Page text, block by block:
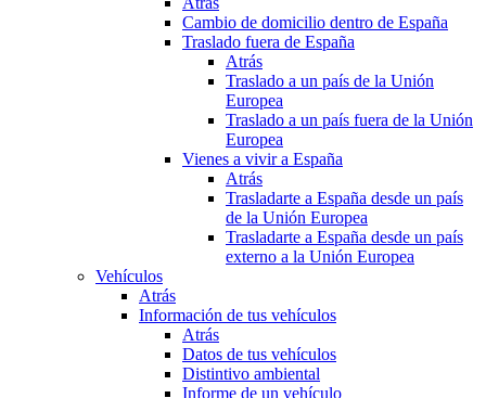
Cambio de domicilio dentro de España
Traslado fuera de España
Atrás
Traslado a un país de la Unión
Europea
Traslado a un país fuera de la Unión
Europea
Vienes a vivir a España
Atrás
Trasladarte a España desde un país
de la Unión Europea
Trasladarte a España desde un país
externo a la Unión Europea
Vehículos
Atrás
Información de tus vehículos
Atrás
Datos de tus vehículos
Distintivo ambiental
Informe de un vehículo